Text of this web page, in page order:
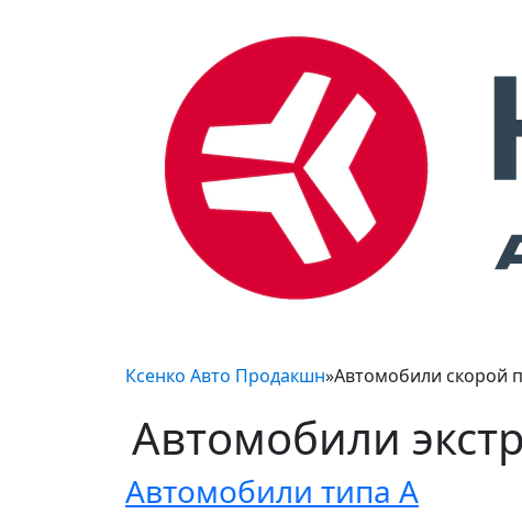
Ксенко Авто Продакшн»Автомобили скорой
Автомобили
Автомобили типа A